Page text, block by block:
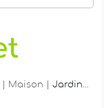
| Maison | Jardin